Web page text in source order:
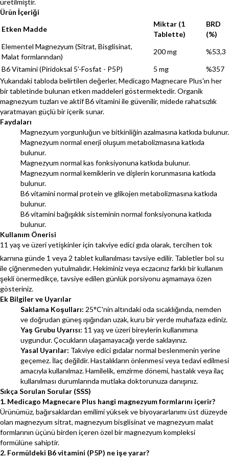
üretilmiştir.
Ürün İçeriği
Etken Madde
Miktar (1
Tablette)
BRD
(%)
Elementel Magnezyum (Sitrat, Bisglisinat,
Malat formlarından)
200 mg
%53,3
B6 Vitamini (Piridoksal 5'-Fosfat - P5P)
5 mg
%357
Yukarıdaki tabloda belirtilen değerler, Medicago Magnecare Plus'ın her
bir tabletinde bulunan etken maddeleri göstermektedir. Organik
magnezyum tuzları ve aktif B6 vitamini ile güvenilir, midede rahatsızlık
yaratmayan güçlü bir içerik sunar.
Faydaları
Magnezyum yorgunluğun ve bitkinliğin azalmasına katkıda bulunur.
Magnezyum normal enerji oluşum metabolizmasına katkıda
bulunur.
Magnezyum normal kas fonksiyonuna katkıda bulunur.
Magnezyum normal kemiklerin ve dişlerin korunmasına katkıda
bulunur.
B6 vitamini normal protein ve glikojen metabolizmasına katkıda
bulunur.
B6 vitamini bağışıklık sisteminin normal fonksiyonuna katkıda
bulunur.
Kullanım Önerisi
11 yaş ve üzeri yetişkinler için takviye edici gıda olarak, tercihen tok
karnına günde 1 veya 2 tablet kullanılması tavsiye edilir. Tabletler bol su
ile çiğnenmeden yutulmalıdır. Hekiminiz veya eczacınız farklı bir kullanım
şekli önermedikçe, tavsiye edilen günlük porsiyonu aşmamaya özen
gösteriniz.
Ek Bilgiler ve Uyarılar
Saklama Koşulları: 25°C'nin altındaki oda sıcaklığında, nemden
ve doğrudan güneş ışığından uzak, kuru bir yerde muhafaza ediniz.
Yaş Grubu Uyarısı: 11 yaş ve üzeri bireylerin kullanımına
uygundur. Çocukların ulaşamayacağı yerde saklayınız.
Yasal Uyarılar: Takviye edici gıdalar normal beslenmenin yerine
geçemez. İlaç değildir. Hastalıkların önlenmesi veya tedavi edilmesi
amacıyla kullanılmaz. Hamilelik, emzirme dönemi, hastalık veya ilaç
kullanılması durumlarında mutlaka doktorunuza danışınız.
Sıkça Sorulan Sorular (SSS)
1. Medicago Magnecare Plus hangi magnezyum formlarını içerir?
Ürünümüz, bağırsaklardan emilimi yüksek ve biyoyararlanımı üst düzeyde
olan magnezyum sitrat, magnezyum bisglisinat ve magnezyum malat
formlarının üçünü birden içeren özel bir magnezyum kompleksi
formülüne sahiptir.
2. Formüldeki B6 vitamini (P5P) ne işe yarar?